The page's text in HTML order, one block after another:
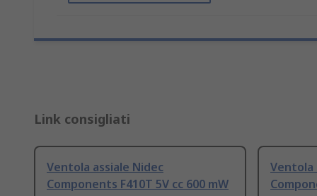
Link consigliati
Ventola assiale Nidec
Components F410T 5V cc 600 mW
Ventola